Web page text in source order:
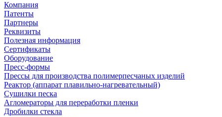
Компания
Патенты
Партнеры
Реквизиты
Полезная информация
Сертификаты
Оборудование
Пресс-формы
Прессы для производства полимерпесчаных изделий
Реактор (аппарат плавильно-нагревательный)
Сушилки песка
Агломераторы для переработки пленки
Дробилки стекла